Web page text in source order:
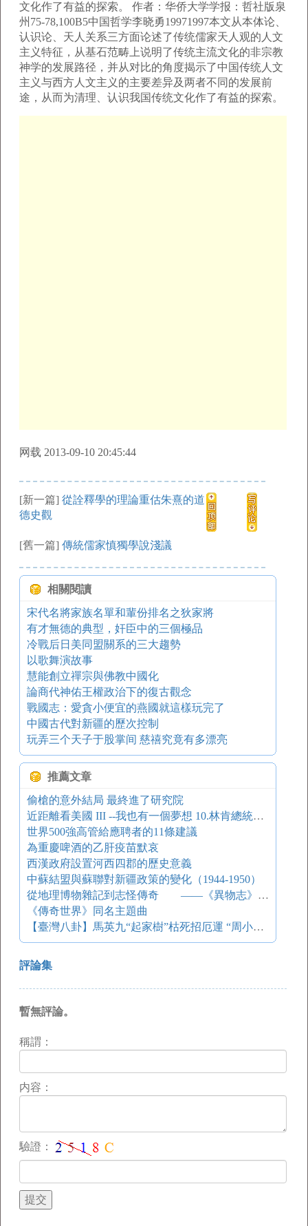
文化作了有益的探索。 作者：华侨大学学报：哲社版泉
州75-78,100B5中国哲学李晓勇19971997本文从本体论、
认识论、天人关系三方面论述了传统儒家天人观的人文
主义特征，从基石范畴上说明了传统主流文化的非宗教
神学的发展路径，并从对比的角度揭示了中国传统人文
主义与西方人文主义的主要差异及两者不同的发展前
途，从而为清理、认识我国传统文化作了有益的探索。
网载 2013-09-10 20:45:44
[新一篇] 從詮釋學的理論重估朱熹的道
德史觀
[舊一篇] 傳統儒家慎獨學說淺議
相關閱讀
宋代名將家族名單和輩份排名之狄家將
有才無德的典型，奸臣中的三個極品
冷戰后日美同盟關系的三大趨勢
以歌舞演故事
慧能創立禪宗與佛教中國化
論商代神佑王權政治下的復古觀念
戰國志：愛貪小便宜的燕國就這樣玩完了
中國古代對新疆的歷次控制
玩弄三个天子于股掌间 慈禧究竟有多漂亮
推薦文章
偷槍的意外結局 最終進了研究院
近距離看美國 III --我也有一個夢想 10.林肯總統找到了永恒的訴求
世界500強高管給應聘者的11條建議
為重慶啤酒的乙肝疫苗默哀
西漢政府設置河西四郡的歷史意義
中蘇結盟與蘇聯對新疆政策的變化（1944-1950）
從地理博物雜記到志怪傳奇 ——《異物志》的生成演變過程及其與古小說的關系
《傳奇世界》同名主題曲
【臺灣八卦】馬英九“起家樹”枯死招厄運 “周小姐”點光明燈救夫
評論集
暫無評論。
稱謂：
内容：
驗證：